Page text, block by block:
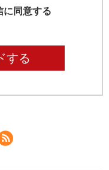
に同意する
する